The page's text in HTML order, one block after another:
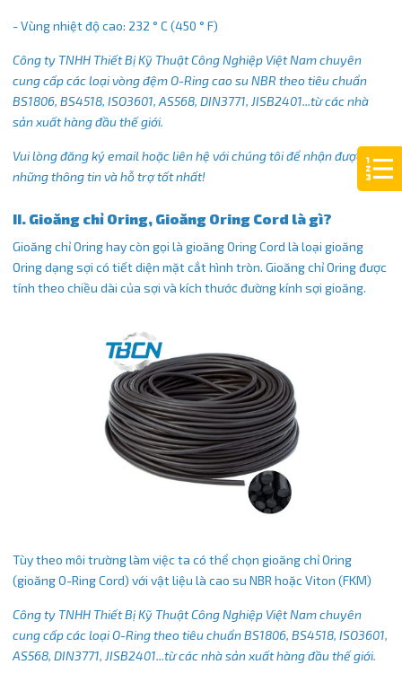
- Vùng nhiệt độ cao: 232 ° C (450 ° F)
Công ty TNHH Thiết Bị Kỹ Thuật Công Nghiệp Việt Nam chuyên
cung cấp các loại vòng đệm O-Ring cao su NBR theo tiêu chuẩn
BS1806, BS4518, ISO3601, AS568, DIN3771, JISB2401...từ các nhà
sản xuất hàng đầu thế giới.
Vui lòng đăng ký email hoặc liên hệ với chúng tôi để nhận được
những thông tin và hỗ trợ tốt nhất!
II. Gioăng chỉ Oring, Gioăng Oring Cord là gì?
Gioăng chỉ Oring hay còn gọi là gioăng Oring Cord là loại gioăng
Oring dạng sợi có tiết diện mặt cắt hình tròn. Gioăng chỉ Oring được
tính theo chiều dài của sợi và kích thước đường kính sợi gioăng.
Tùy theo môi trường làm việc ta có thể chọn gioăng chỉ Oring
(gioăng O-Ring Cord) với vật liệu là cao su NBR hoặc Viton (FKM)
Công ty TNHH Thiết Bị Kỹ Thuật Công Nghiệp Việt Nam chuyên
cung cấp các loại O-Ring theo tiêu chuẩn BS1806, BS4518, ISO3601,
AS568, DIN3771, JISB2401...từ các nhà sản xuất hàng đầu thế giới.